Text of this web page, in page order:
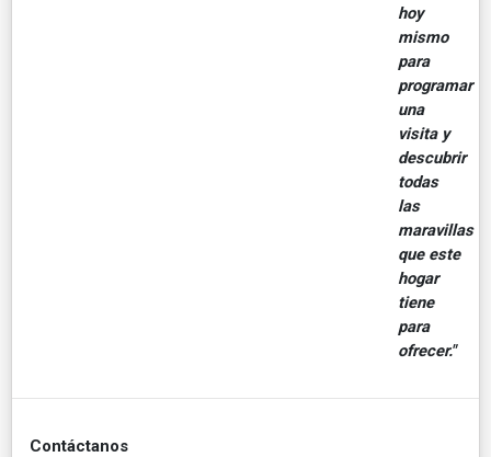
hoy
mismo
para
programar
una
visita y
descubrir
todas
las
maravillas
que este
hogar
tiene
para
ofrecer."
Contáctanos